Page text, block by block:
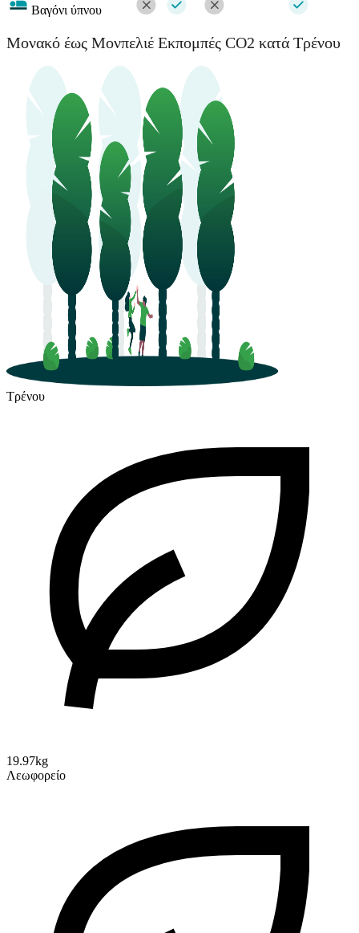
Βαγόνι ύπνου
Μονακό έως Μονπελιέ Εκπομπές CO2 κατά Τρένου
Τρένου
19.97kg
Λεωφορείο